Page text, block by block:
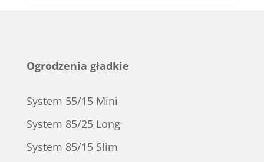
Ogrodzenia gładkie
System 55/15 Mini
System 85/25 Long
System 85/15 Slim